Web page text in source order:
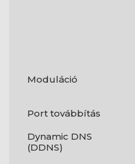
Moduláció
Port továbbítás
Dynamic DNS
(DDNS)